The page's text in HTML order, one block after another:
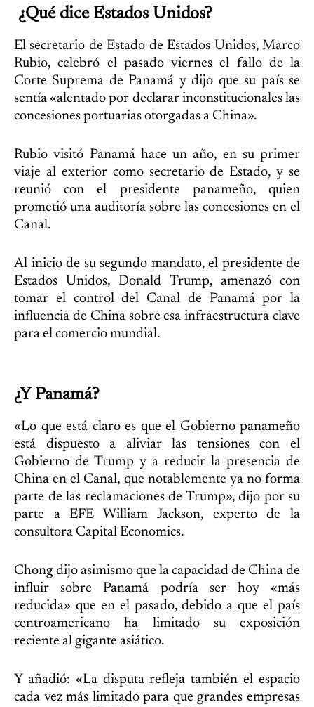
¿Qué dice Estados Unidos?
El secretario de Estado de Estados Unidos, Marco
Rubio, celebró el pasado viernes el fallo de la
Corte Suprema de Panamá y dijo que su país se
sentía «alentado por declarar inconstitucionales las
concesiones portuarias otorgadas a China».
Rubio visitó Panamá hace un año, en su primer
viaje al exterior como secretario de Estado, y se
reunió con el presidente panameño, quien
prometió una auditoría sobre las concesiones en el
Canal.
Al inicio de su segundo mandato, el presidente de
Estados Unidos, Donald Trump, amenazó con
tomar el control del Canal de Panamá por la
influencia de China sobre esa infraestructura clave
para el comercio mundial.
¿Y Panamá?
«Lo que está claro es que el Gobierno panameño
está dispuesto a aliviar las tensiones con el
Gobierno de Trump y a reducir la presencia de
China en el Canal, que notablemente ya no forma
parte de las reclamaciones de Trump», dijo por su
parte a EFE William Jackson, experto de la
consultora Capital Economics.
Chong dijo asimismo que la capacidad de China de
influir sobre Panamá podría ser hoy «más
reducida» que en el pasado, debido a que el país
centroamericano ha limitado su exposición
reciente al gigante asiático.
Y añadió: «La disputa refleja también el espacio
cada vez más limitado para que grandes empresas